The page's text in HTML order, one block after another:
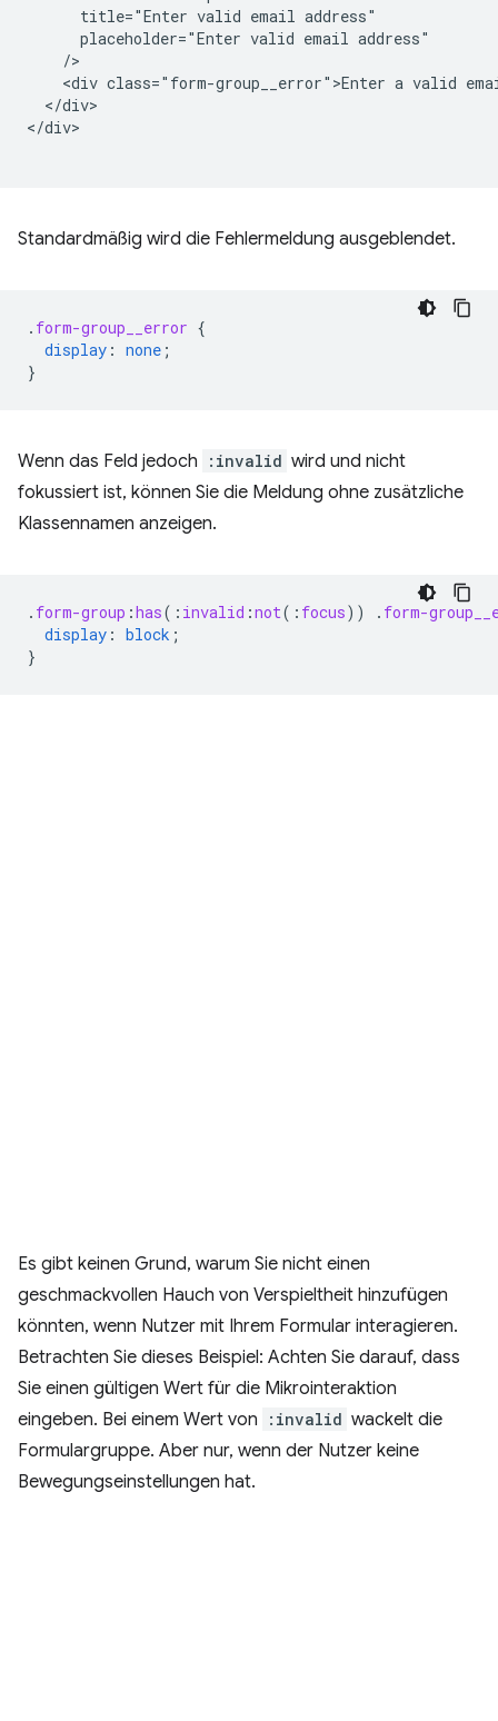
      title="Enter valid email address"
      placeholder="Enter valid email address"
    />
<div class="form-group__error">Enter a valid
  </div>
</div>
Standardmäßig wird die Fehlermeldung ausgeblendet.
. form-group__error {
display : none ;
}
Wenn das Feld jedoch :invalid wird und nicht
fokussiert ist, können Sie die Meldung ohne zusätzliche
Klassennamen anzeigen.
. form-group :has( : invalid :not( : focus)) . form-
display : block ;
}
Es gibt keinen Grund, warum Sie nicht einen
geschmackvollen Hauch von Verspieltheit hinzufügen
könnten, wenn Nutzer mit Ihrem Formular interagieren.
Betrachten Sie dieses Beispiel: Achten Sie darauf, dass
Sie einen gültigen Wert für die Mikrointeraktion
eingeben. Bei einem Wert von
:invalid wackelt die
Formulargruppe. Aber nur, wenn der Nutzer keine
Bewegungseinstellungen hat.